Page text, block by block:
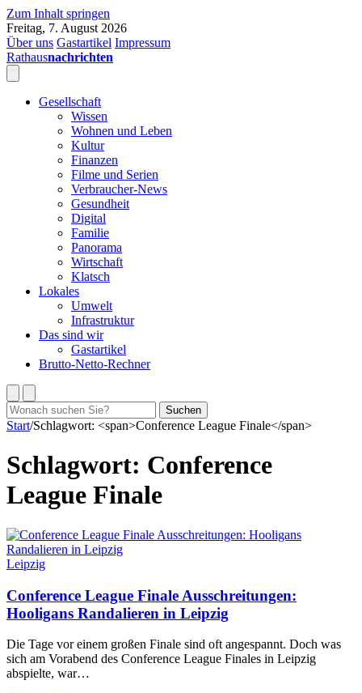
Zum Inhalt springen
Freitag, 7. August 2026
Über uns Gastartikel Impressum
Rathausnachrichten
Gesellschaft
Wissen
Wohnen und Leben
Kultur
Finanzen
Filme und Serien
Verbraucher-News
Gesundheit
Digital
Familie
Panorama
Wirtschaft
Klatsch
Lokales
Umwelt
Infrastruktur
Das sind wir
Gastartikel
Brutto-Netto-Rechner
Suchen
nach:
Suchen
Start/Schlagwort: <span>Conference League Finale</span>
Schlagwort: Conference
League Finale
Leipzig
Conference League Finale Ausschreitungen:
Hooligans Randalieren in Leipzig
Die Tage vor einem großen Finale sind oft angespannt. Doch was
sich am Vorabend des Conference League Finales in Leipzig
abspielte, war…